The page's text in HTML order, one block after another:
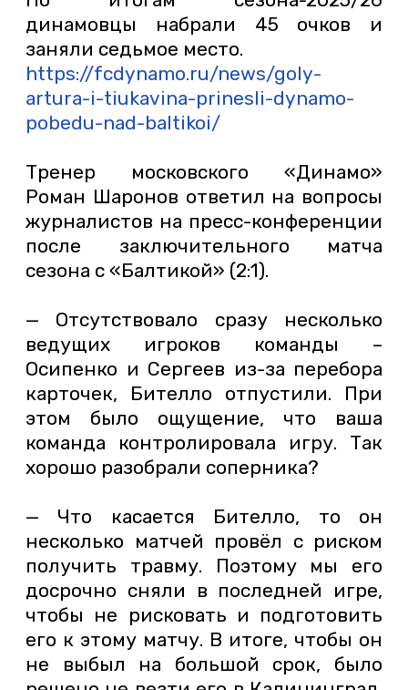
динамовцы набрали 45 очков и
заняли седьмое место.
https://fcdynamo.ru/news/goly-
artura-i-tiukavina-prinesli-dynamo-
pobedu-nad-baltikoi/
Тренер московского «Динамо»
Роман Шаронов ответил на вопросы
журналистов на пресс-конференции
после заключительного матча
сезона с «Балтикой» (2:1).
— Отсутствовало сразу несколько
ведущих игроков команды –
Осипенко и Сергеев из-за перебора
карточек, Бителло отпустили. При
этом было ощущение, что ваша
команда контролировала игру. Так
хорошо разобрали соперника?
— Что касается Бителло, то он
несколько матчей провёл с риском
получить травму. Поэтому мы его
досрочно сняли в последней игре,
чтобы не рисковать и подготовить
его к этому матчу. В итоге, чтобы он
не выбыл на большой срок, было